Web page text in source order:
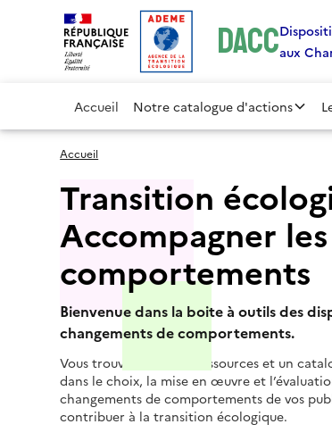
DACCaux
Accueil Notre catalogue d'actions
Accueil
Transition
Accompagner
comportements
Bienvenue dans la boite à outils des
changements de comportements.
Vous trouverez ici des ressources et un
dans le choix, la mise en œuvre et
changements de comportements de vos
contribuer à la transition écologique.
Gestion des cookies